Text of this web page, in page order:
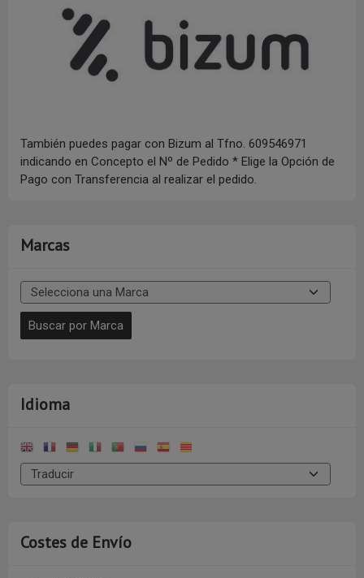
También puedes pagar con Bizum al Tfno. 609546971
indicando en Concepto el Nº de Pedido * Elige la Opción de
Pago con Transferencia al realizar el pedido.
Marcas
Idioma
Costes de Envío